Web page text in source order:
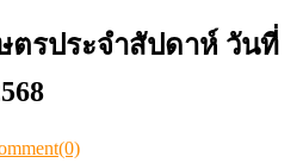
ตรประจำสัปดาห์ วันที่